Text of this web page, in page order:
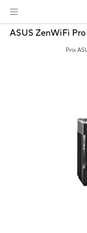
ASUS ZenWiFi Pro
Prix